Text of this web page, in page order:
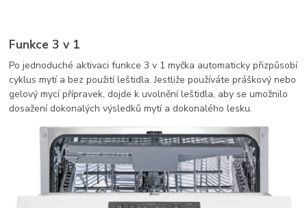
Funkce 3 v 1
Po jednoduché aktivaci funkce 3 v 1 myčka automaticky přizpůsobí
cyklus mytí a bez použití leštidla. Jestliže používáte práškový nebo
gelový mycí přípravek, dojde k uvolnění leštidla, aby se umožnilo
dosažení dokonalých výsledků mytí a dokonalého lesku.